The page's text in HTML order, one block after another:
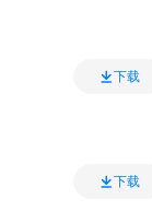
下载
下载